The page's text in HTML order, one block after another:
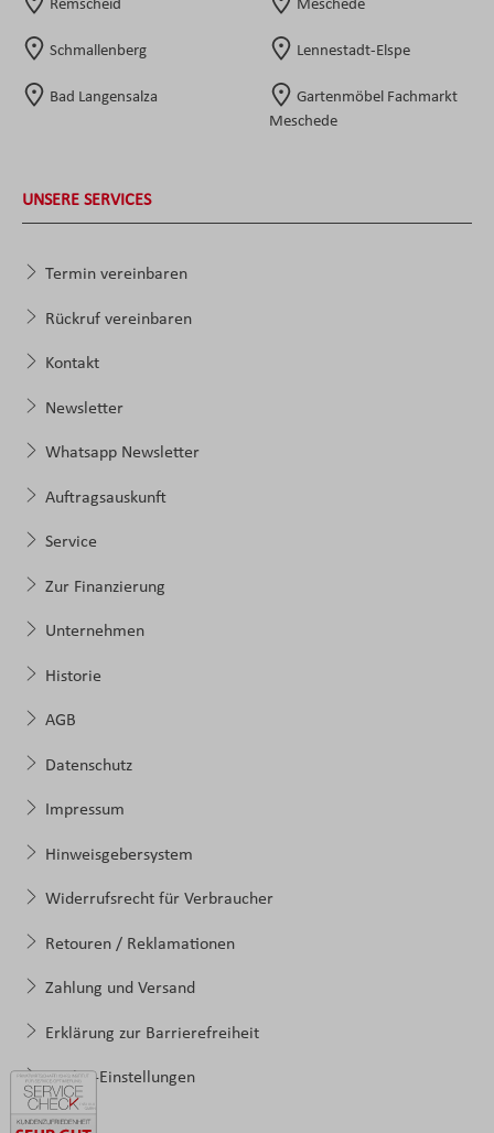
Remscheid Meschede
Schmallenberg Lennestadt-Elspe
Bad Langensalza
Gartenmöbel Fachmarkt
Meschede
UNSERE SERVICES
Termin vereinbaren
Rückruf vereinbaren
Kontakt
Newsletter
Whatsapp Newsletter
Auftragsauskunft
Service
Zur Finanzierung
Unternehmen
Historie
AGB
Datenschutz
Impressum
Hinweisgebersystem
Widerrufsrecht für Verbraucher
Retouren / Reklamationen
Zahlung und Versand
Erklärung zur Barrierefreiheit
Cookie-Einstellungen